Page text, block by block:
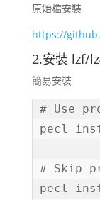
原始檔安裝
https://
2.安裝 lzf/
簡易安裝
# Use
pecl
# Skip
pecl